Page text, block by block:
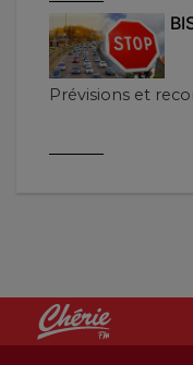
Prévisions et